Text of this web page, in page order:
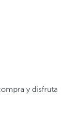
y disfruta